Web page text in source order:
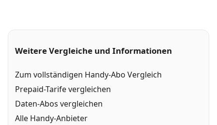
Weitere Vergleiche und Informationen
Zum vollständigen Handy-Abo Vergleich
Prepaid-Tarife vergleichen
Daten-Abos vergleichen
Alle Handy-Anbieter